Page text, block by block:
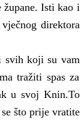
Isti kao i
direktora
svih koji su vam
tražiti spas za
u svoj Knin.To
što prije vratite